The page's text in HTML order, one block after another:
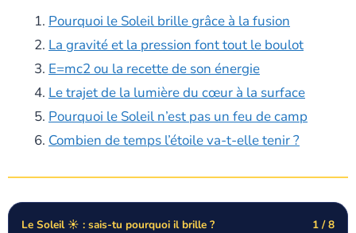
Pourquoi le Soleil brille grâce à la fusion
La gravité et la pression font tout le boulot
E=mc2 ou la recette de son énergie
Le trajet de la lumière du cœur à la surface
Pourquoi le Soleil n’est pas un feu de camp
Combien de temps l’étoile va-t-elle tenir ?
Le Soleil ☀️ : sais-tu pourquoi il brille ? 1 / 8